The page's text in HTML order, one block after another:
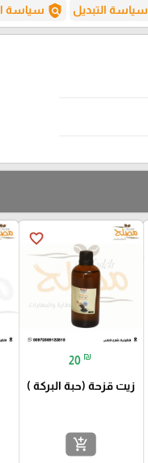
سياسة التبديل policy سياسة
favorite_border
20 ₪
زيت قزحة (حبة البركة )
add_shopping_cart